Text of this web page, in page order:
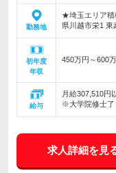
勤務地
★埼玉エリア
県川越市栄1 東
初年度
年収
450万円～600
給与
月給307,510円
※大学院修士了
求人詳細を見